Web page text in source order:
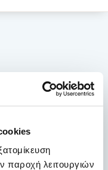
παροχή λειτουργιών